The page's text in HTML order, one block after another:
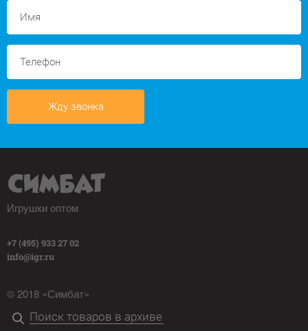
Жду звонка
Игрушки оптом
+7 (495) 933 27 02
info@igr.ru
© 2018 «Симбат»